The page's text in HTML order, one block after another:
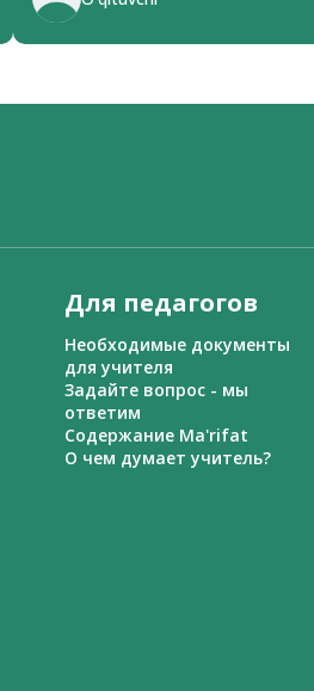
Для педагогов
Необходимые документы
для учителя
Задайте вопрос - мы
ответим
Содержание Ma'rifat
О чем думает учитель?